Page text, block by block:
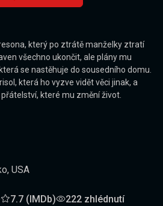
který po ztrátě manželky ztratí
všechno ukončit, ale plány mu
se nastěhuje do sousedního domu.
která ho vyzve vidět věci jinak, a
které mu změní život.
USA
7.7 (IMDb) 222 zhlédnutí